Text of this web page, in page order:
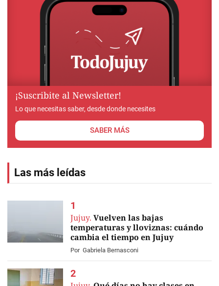
¡Suscribite al Newsletter!
Lo que necesitas saber, desde donde necesites
SABER MÁS
Las más leídas
Jujuy. Vuelven las bajas
temperaturas y lloviznas: cuándo
cambia el tiempo en Jujuy
Por Gabriela Bernasconi